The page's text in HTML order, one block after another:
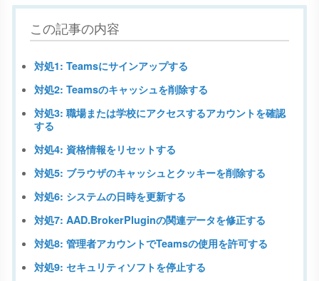
この記事の内容
対処1: Teamsにサインアップする
対処2: Teamsのキャッシュを削除する
対処3: 職場または学校にアクセスするアカウントを確認
する
対処4: 資格情報をリセットする
対処5: ブラウザのキャッシュとクッキーを削除する
対処6: システムの日時を更新する
対処7: AAD.BrokerPluginの関連データを修正する
対処8: 管理者アカウントでTeamsの使用を許可する
対処9: セキュリティソフトを停止する